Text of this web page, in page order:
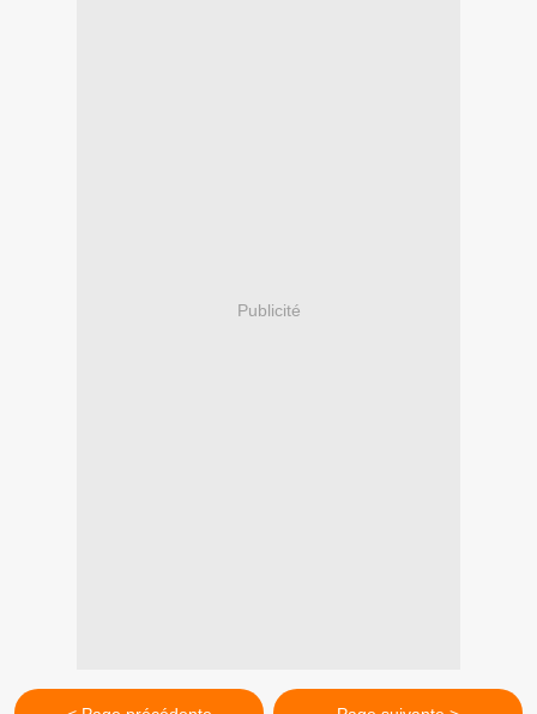
Publicité